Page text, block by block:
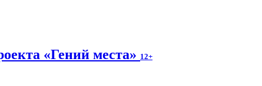
«Гений места» 12+